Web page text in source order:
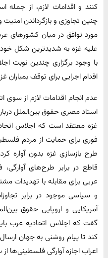
کنند و اقدامات لازم، از جمله
چنین تجاوزی و بازگرداندن
علیه غزه به شدیدترین شکل
با وجود برگزاری چندین نوبت
اقدام اجرایی برای توقف بمباران
عدم انجام اقدامات لازم از
استاد مصری حقوق بین‌الملل
غزه معتقد است که اجلاس
فوری برای حمایت از مردم
طرح بازسازی غزه بدون آواره
قاطع در برابر طرح‌های
عربی برای مقابله با تهدیدات
و سیاسی موجود در برابر
آمریکایی و اروپایی حقوق
گفت که اجلاس اتحادیه عرب
کند تا پیام روشنی به جهان
اعراب اجازه آوارگی فلسطینی‌ها